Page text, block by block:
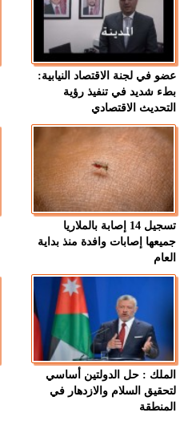
عضو في لجنة الاقتصاد النيابية:
بطء شديد في تنفيذ رؤية
التحديث الاقتصادي
تسجيل 14 إصابة بالملاريا
جميعها إصابات وافدة منذ بداية
العام
الملك : حل الدولتين أساسي
لتحقيق السلام والازدهار في
المنطقة